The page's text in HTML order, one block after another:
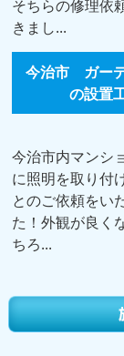
そちらの修理依
きまし...
今治市 ガー
の設置
今治市内マンシ
に照明を取り付
とのご依頼をい
た！外観が良く
ちろ...